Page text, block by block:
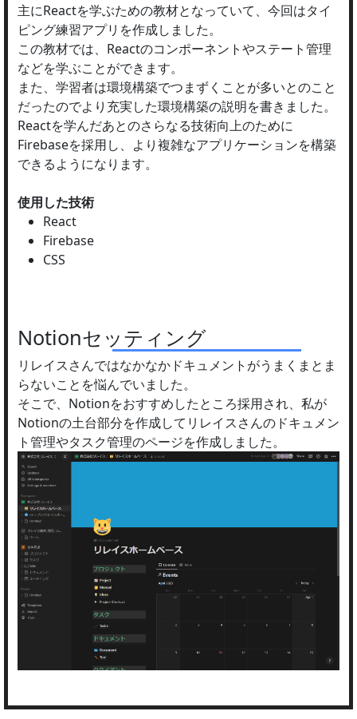
主にReactを学ぶための教材となっていて、今回はタイ
ピング練習アプリを作成しました。
この教材では、Reactのコンポーネントやステート管理
などを学ぶことができます。
また、学習者は環境構築でつまずくことが多いとのこと
だったのでより充実した環境構築の説明を書きました。
Reactを学んだあとのさらなる技術向上のために
Firebaseを採用し、より複雑なアプリケーションを構築
できるようになります。
使用した技術
React
Firebase
CSS
Notionセッティング
リレイスさんではなかなかドキュメントがうまくまとま
らないことを悩んでいました。
そこで、Notionをおすすめしたところ採用され、私が
Notionの土台部分を作成してリレイスさんのドキュメン
ト管理やタスク管理のページを作成しました。